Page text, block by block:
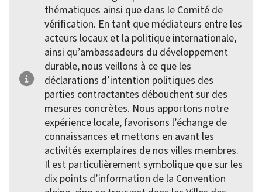
thématiques ainsi que dans le Comité de
vérification. En tant que médiateurs entre les
acteurs locaux et la politique internationale,
ainsi qu’ambassadeurs du développement
durable, nous veillons à ce que les
déclarations d’intention politiques des
parties contractantes débouchent sur des
mesures concrètes. Nous apportons notre
expérience locale, favorisons l’échange de
connaissances et mettons en avant les
activités exemplaires de nos villes membres.
Il est particulièrement symbolique que sur les
dix points d’information de la Convention